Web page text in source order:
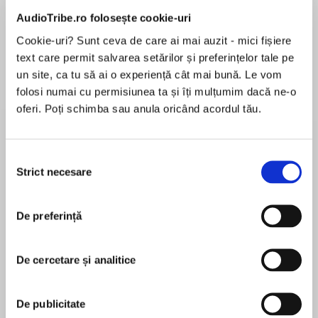
AudioTribe.ro folosește cookie-uri
Cookie-uri? Sunt ceva de care ai mai auzit - mici fișiere
text care permit salvarea setărilor și preferințelor tale pe
un site, ca tu să ai o experiență cât mai bună. Le vom
folosi numai cu permisiunea ta și îți mulțumim dacă ne-o
oferi. Poți schimba sau anula oricând acordul tău.
consimțământului
Strict necesare
De preferință
De cercetare și analitice
De publicitate
Desprecarte
Fans of Stick Dog and My Big Fat Zombie
Goldfish will love Suzanne Selfors’s hilarious
When a bouncy, barky dog and an evil genius
laughs are nonstop! Wedgie is so excited, he
can’t stop barking. He LOVES having new
guinea pigs like Gizmo! He also LOVES treats!
human servant with a rump-sniffing beast! He
MAI MULT
pentru această carte
Bestselling author Suzanne Selfors lives on a
she spends most of her time making up stories,